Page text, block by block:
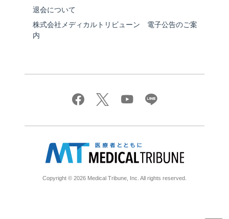
退会について
株式会社メディカルトリビューン 電子公告のご案
内
Copyright © 2026 Medical Tribune, Inc. All rights reserved.